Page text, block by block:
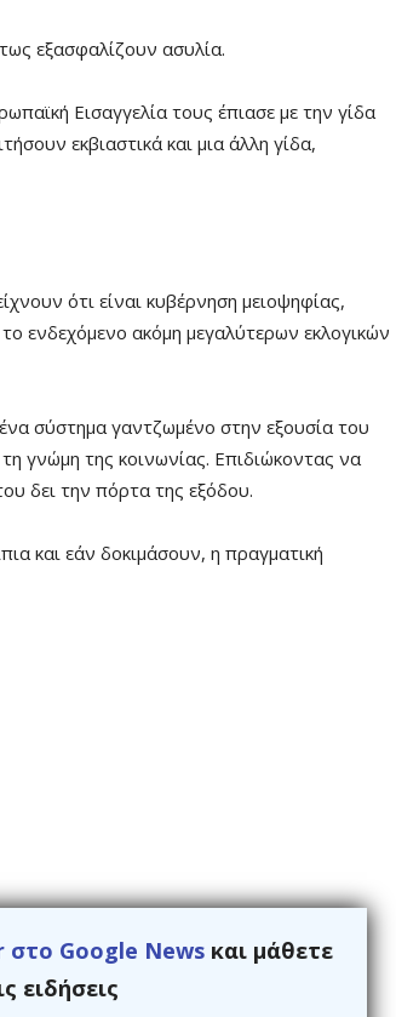
εξασφαλίζουν ασυλία.
Εισαγγελία τους έπιασε με την γίδα
εκβιαστικά και μια άλλη γίδα,
ότι είναι κυβέρνηση μειοψηφίας,
ενδεχόμενο ακόμη μεγαλύτερων εκλογικών
σύστημα γαντζωμένο στην εξουσία του
γνώμη της κοινωνίας. Επιδιώκοντας να
δει την πόρτα της εξόδου.
και εάν δοκιμάσουν, η πραγματική
στο Google Newsκαι μάθετε
ειδήσεις